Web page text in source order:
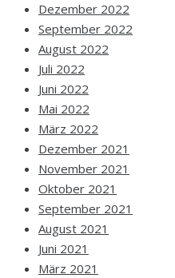
Dezember 2022
September 2022
August 2022
Juli 2022
Juni 2022
Mai 2022
März 2022
Dezember 2021
November 2021
Oktober 2021
September 2021
August 2021
Juni 2021
März 2021